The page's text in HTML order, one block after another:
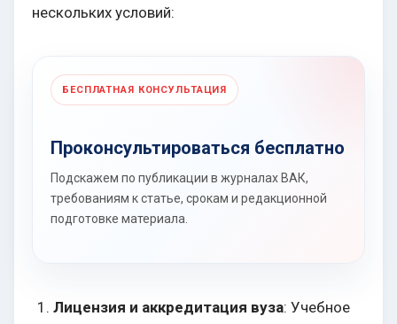
нескольких условий:
БЕСПЛАТНАЯ КОНСУЛЬТАЦИЯ
Проконсультироваться бесплатно
Подскажем по публикации в журналах ВАК,
требованиям к статье, срокам и редакционной
подготовке материала.
Лицензия и аккредитация вуза: Учебное